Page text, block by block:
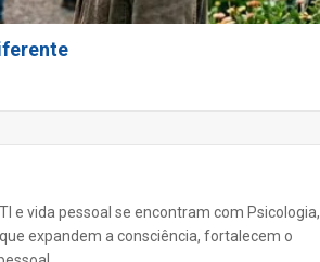
e vida pessoal se encontram com Psicologia,
expandem a consciência, fortalecem o